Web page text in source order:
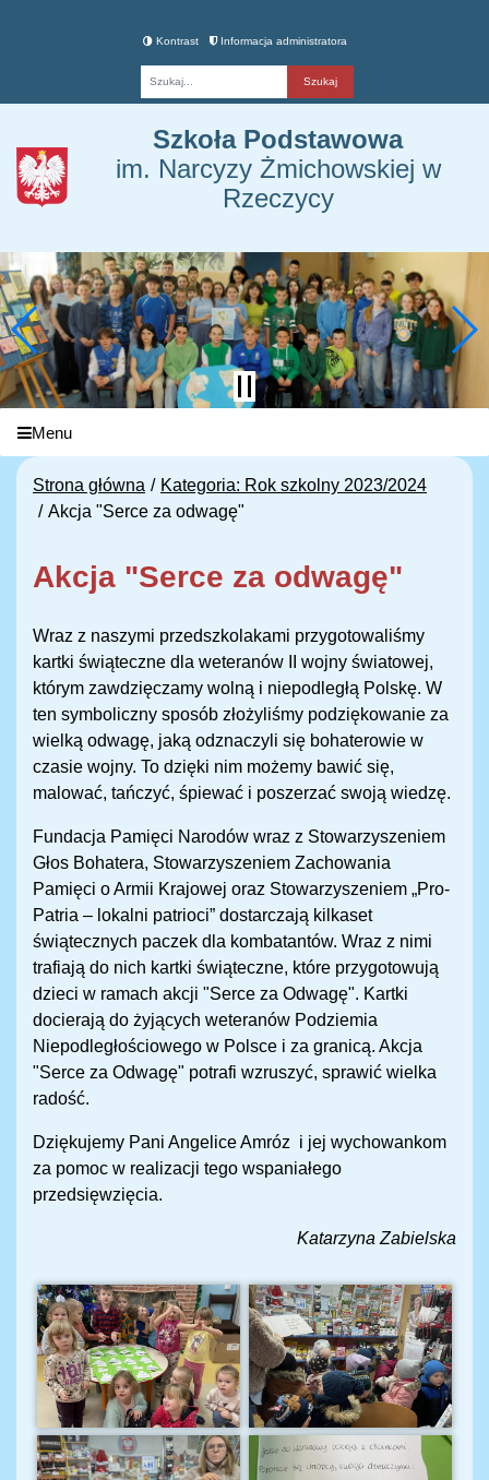
Kontrast Informacja administratora
Szkoła Podstawowa
im. Narcyzy Żmichowskiej w
Rzeczycy
Menu
Strona główna
Kategoria: Rok szkolny 2023/2024
Akcja "Serce za odwagę"
Akcja "Serce za odwagę"
Wraz z naszymi przedszkolakami przygotowaliśmy
kartki świąteczne dla weteranów II wojny światowej,
którym zawdzięczamy wolną i niepodległą Polskę. W
ten symboliczny sposób złożyliśmy podziękowanie za
wielką odwagę, jaką odznaczyli się bohaterowie w
czasie wojny. To dzięki nim możemy bawić się,
malować, tańczyć, śpiewać i poszerzać swoją wiedzę.
Fundacja Pamięci Narodów wraz z Stowarzyszeniem
Głos Bohatera, Stowarzyszeniem Zachowania
Pamięci o Armii Krajowej oraz Stowarzyszeniem „Pro-
Patria – lokalni patrioci” dostarczają kilkaset
świątecznych paczek dla kombatantów. Wraz z nimi
trafiają do nich kartki świąteczne, które przygotowują
dzieci w ramach akcji "Serce za Odwagę". Kartki
docierają do żyjących weteranów Podziemia
Niepodległościowego w Polsce i za granicą. Akcja
"Serce za Odwagę" potrafi wzruszyć, sprawić wielka
radość.
Dziękujemy Pani Angelice Amróz i jej wychowankom
za pomoc w realizacji tego wspaniałego
przedsięwzięcia.
Katarzyna Zabielska